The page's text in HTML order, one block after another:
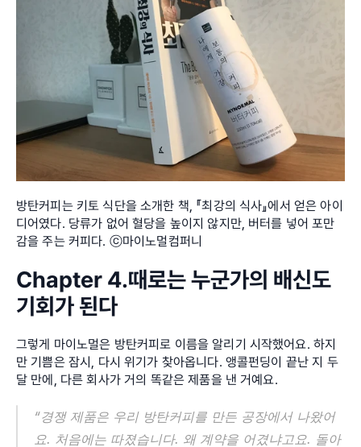
방탄커피는 키토 식단을 소개한 책, 『최강의 식사』에서 얻은 아이
디어였다. 당류가 없어 혈당을 높이지 않지만, 버터를 넣어 포만
감을 주는 커피다. ⓒ마이노멀컴퍼니
Chapter 4.때로는 누군가의 배신도
기회가 된다
그렇게 마이노멀은 방탄커피로 이름을 알리기 시작했어요. 하지
만 기쁨은 잠시, 다시 위기가 찾아옵니다. 앵콜펀딩이 끝난 지 두
달 만에, 다른 회사가 거의 똑같은 제품을 낸 거예요.
“경쟁 제품은 우리 방탄커피를 만든 공장에서 나왔어
요. 처음에는 따졌습니다. 왜 계약을 어겼냐고요. 돌아